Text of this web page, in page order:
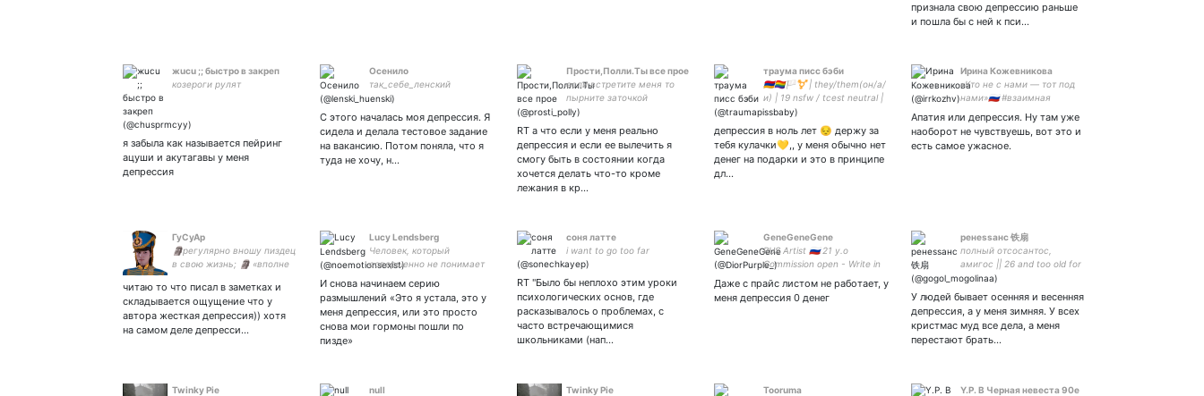
признала свою депрессию раньше
и пошла бы с ней к пси…
жuсu ;; быстро в закреп
козероги рулят
я забыла как называется пейринг
ацуши и акутагавы у меня
депрессия
Осенило
так_себе_ленский
С этого началась моя депрессия. Я
сидела и делала тестовое задание
на вакансию. Потом поняла, что я
туда не хочу, н…
Прости,Полли.Ты все прое
если встретите меня то
пырните заточкой
RT а что если у меня реально
депрессия и если ее вылечить я
смогу быть в состоянии когда
хочется делать что-то кроме
лежания в кр…
траума писс бэби
🇦🇲🏳️‍🌈🏳️‍⚧️ | they/them(он/а/
и) | 19 nsfw / tcest neutral |
🇷🇺🇺🇸🇯🇵🇩🇪OK очередной
криэйтор оф секс (icon
депрессия в ноль лет 😔 держу за
тебя кулачки💛,, у меня обычно нет
денег на подарки и это в принципе
дл…
Ирина Кожевникова
«Кто не с нами — тот под
нами»🇷🇺 #взаимная
Апатия или депрессия. Ну там уже
наоборот не чувствуешь, вот это и
есть самое ужасное.
ГуСуАр
🗿регулярно вношу пиздец
в свою жизнь; 🗿 «вполне
божией»; «умная сука
блять»
читаю то что писал в заметках и
складывается ощущение что у
автора жесткая депрессия)) хотя
на самом деле депресси…
Lucy Lendsberg
Человек, который
совершенно не понимает
И снова начинаем серию
размышлений «Это я устала, это у
меня депрессия, или это просто
снова мои гормоны пошли по
пизде»
соня латте
i want to go too far
RT "Было бы неплохо этим уроки
психологических основ, где
расказывалось о проблемах, с
часто встречающимися
школьниками (нап…
GeneGeneGene
RUS Artist 🇷🇺 21 y.o
Commission open - Write in
-
Даже с прайс листом не работает, у
меня депрессия 0 денег
ренеssанс 铁扇
полный отсосантос,
амигос || 26 and too old for
this shit|| свободное
китайские новеллы|| арми
||
У людей бывает осенняя и весенняя
депрессия, а у меня зимняя. У всех
кристмас муд все дела, а меня
перестают брать…
Twinky Pie
null
Twinky Pie
Tooruma
Y.P. В Черная невеста 90е